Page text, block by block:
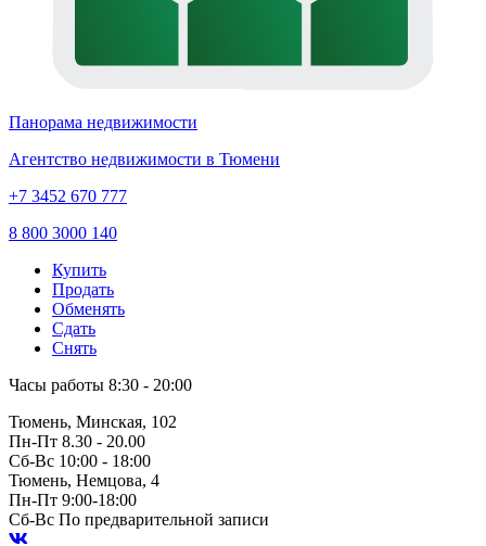
Панорама недвижимости
Агентство недвижимости в Тюмени
+7 3452 670 777
8 800 3000 140
Купить
Продать
Обменять
Сдать
Снять
Часы работы 8:30 - 20:00
Тюмень, Минская, 102
Пн-Пт 8.30 - 20.00
Сб-Вс 10:00 - 18:00
Тюмень, Немцова, 4
Пн-Пт 9:00-18:00
Сб-Вс По предварительной записи